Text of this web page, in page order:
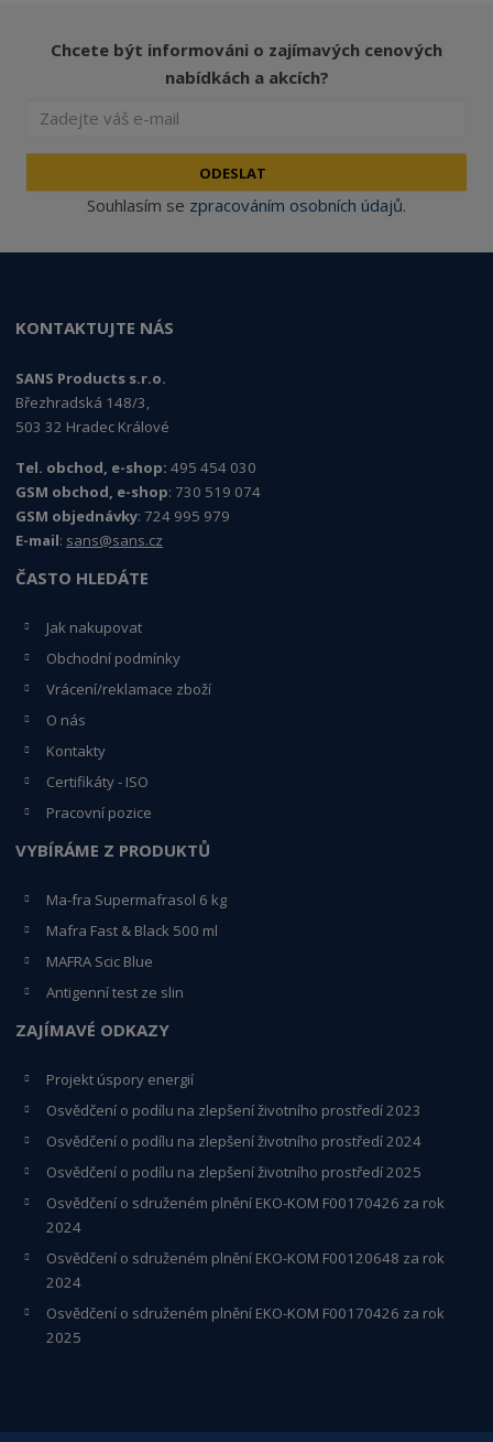
Chcete být informováni o zajímavých cenových
nabídkách a akcích?
ODESLAT
Souhlasím se zpracováním osobních údajů.
KONTAKTUJTE NÁS
SANS Products s.r.o.
Březhradská 148/3,
503 32 Hradec Králové
Tel. obchod, e-shop: 495 454 030
GSM obchod, e-shop: 730 519 074
GSM objednávky: 724 995 979
E-mail: sans@sans.cz
ČASTO HLEDÁTE
Jak nakupovat
Obchodní podmínky
Vrácení/reklamace zboží
O nás
Kontakty
Certifikáty - ISO
Pracovní pozice
VYBÍRÁME Z PRODUKTŮ
Ma-fra Supermafrasol 6 kg
Mafra Fast & Black 500 ml
MAFRA Scic Blue
Antigenní test ze slin
ZAJÍMAVÉ ODKAZY
Projekt úspory energií
Osvědčení o podílu na zlepšení životního prostředí 2023
Osvědčení o podílu na zlepšení životního prostředí 2024
Osvědčení o podílu na zlepšení životního prostředí 2025
Osvědčení o sdruženém plnění EKO-KOM F00170426 za rok
2024
Osvědčení o sdruženém plnění EKO-KOM F00120648 za rok
2024
Osvědčení o sdruženém plnění EKO-KOM F00170426 za rok
2025